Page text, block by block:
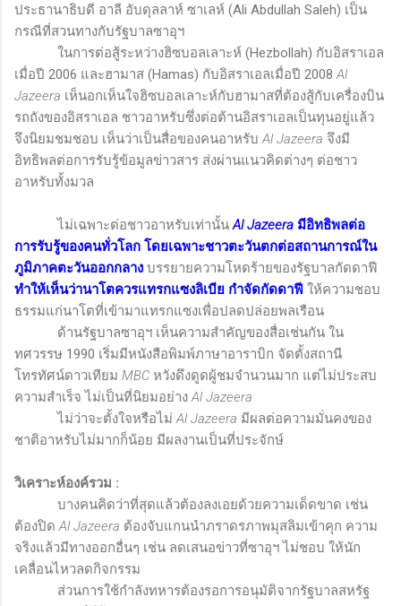
ประธานาธิบดี อาลี อับดุลลาห์ ซาเลห์ (Ali Abdullah Saleh) เป็น
กรณีที่สวนทางกับรัฐบาลซาอุฯ
ในการต่อสู้ระหว่างฮิซบอลเลาะห์ (Hezbollah) กับอิสราเอล
เมื่อปี 2006 และฮามาส (Hamas) กับอิสราเอลเมื่อปี 2008Al
Jazeera เห็นอกเห็นใจฮิซบอลเลาะห์กับฮามาสที่ต้องสู้กับเครื่องบิน
รถถังของอิสราเอล ชาวอาหรับซึ่งต่อต้านอิสราเอลเป็นทุนอยู่แล้ว
จึงนิยมชมชอบ เห็นว่าเป็นสื่อของคนอาหรับAl Jazeera จึงมี
อิทธิพลต่อการรับรู้ข้อมูลข่าวสาร ส่งผ่านแนวคิดต่างๆ ต่อชาว
อาหรับทั้งมวล
ไม่เฉพาะต่อชาวอาหรับเท่านั้นAl Jazeera มีอิทธิพลต่อ
การรับรู้ของคนทั่วโลก โดยเฉพาะชาวตะวันตกต่อสถานการณ์ใน
ภูมิภาคตะวันออกกลาง บรรยายความโหดร้ายของรัฐบาลกัดดาฟี
ทำให้เห็นว่านาโตควรแทรกแซงลิเบีย กำจัดกัดดาฟี ให้ความชอบ
ธรรมแก่นาโตที่เข้ามาแทรกแซงเพื่อปลดปล่อยพลเรือน
ด้านรัฐบาลซาอุฯ เห็นความสำคัญของสื่อเช่นกัน ใน
ทศวรรษ 1990 เริ่มมีหนังสือพิมพ์ภาษาอาราบิก จัดตั้งสถานี
โทรทัศน์ดาวเทียม MBC หวังดึงดูดผู้ชมจำนวนมาก แต่ไม่ประสบ
ความสำเร็จ ไม่เป็นที่นิยมอย่างAl Jazeera
ไม่ว่าจะตั้งใจหรือไม่Al Jazeera มีผลต่อความมั่นคงของ
ชาติอาหรับไม่มากก็น้อย มีผลงานเป็นที่ประจักษ์
วิเคราะห์องค์รวม :
บางคนคิดว่าที่สุดแล้วต้องลงเอยด้วยความเด็ดขาด เช่น
ต้องปิดAl Jazeera ต้องจับแกนนำภราดรภาพมุสลิมเข้าคุก ความ
จริงแล้วมีทางออกอื่นๆ เช่น ลดเสนอข่าวที่ซาอุฯ ไม่ชอบ ให้นัก
เคลื่อนไหวลดกิจกรรม
ส่วนการใช้กำลังทหารต้องรอการอนุมัติจากรัฐบาลสหรัฐ